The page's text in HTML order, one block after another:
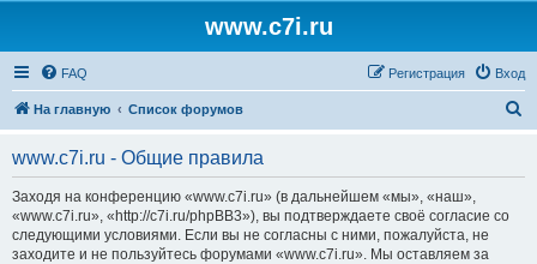
www.c7i.ru
FAQ Вход
Регистрация
На главную Список форумов
www.c7i.ru - Общие правила
Заходя на конференцию «www.c7i.ru» (в дальнейшем «мы», «наш»,
«www.c7i.ru», «http://c7i.ru/phpBB3»), вы подтверждаете своё согласие со
следующими условиями. Если вы не согласны с ними, пожалуйста, не
заходите и не пользуйтесь форумами «www.c7i.ru». Мы оставляем за